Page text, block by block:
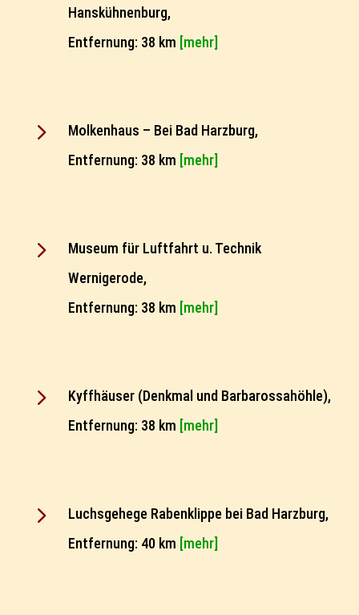
Hanskühnenburg,
Entfernung: 38 km [mehr]
5
Molkenhaus – Bei Bad Harzburg,
Entfernung: 38 km [mehr]
5
Museum für Luftfahrt u. Technik
Wernigerode,
Entfernung: 38 km [mehr]
5
Kyffhäuser (Denkmal und Barbarossahöhle),
Entfernung: 38 km [mehr]
5
Luchsgehege Rabenklippe bei Bad Harzburg,
Entfernung: 40 km [mehr]